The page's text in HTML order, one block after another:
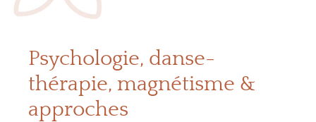
Psychologie, danse-
thérapie, magnétisme &
approches